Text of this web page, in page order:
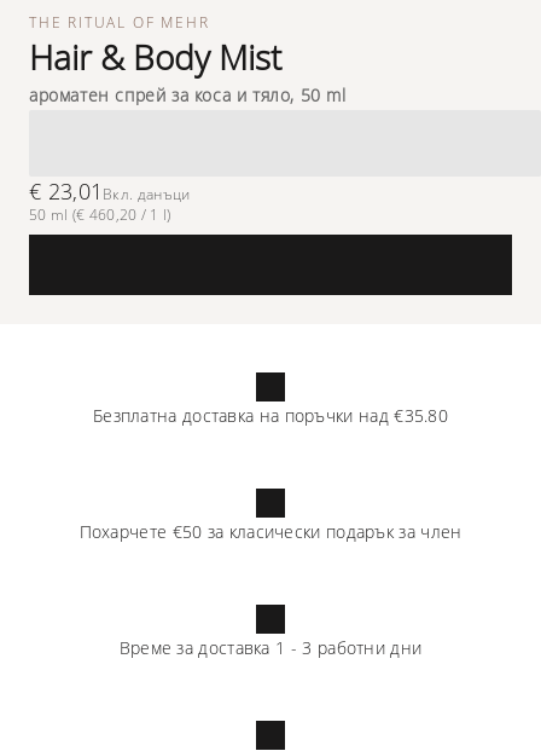
THE RITUAL OF MEHR
Hair & Body Mist
aроматен спрей за коса и тяло, 50 ml
€ 23,01 Вкл. данъци
50 ml (€ 460,20 / 1 l)
Безплатна доставка на поръчки над €35.80
Похарчете €50 за класически подарък за член
Време за доставка 1 - 3 работни дни